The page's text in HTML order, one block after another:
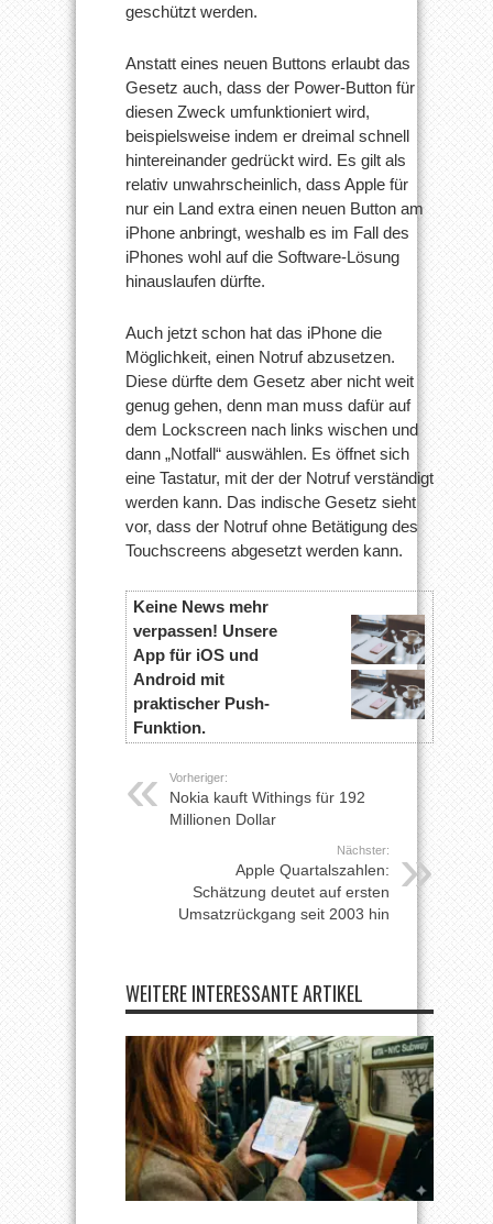
geschützt werden.
Anstatt eines neuen Buttons erlaubt das
Gesetz auch, dass der Power-Button für
diesen Zweck umfunktioniert wird,
beispielsweise indem er dreimal schnell
hintereinander gedrückt wird. Es gilt als
relativ unwahrscheinlich, dass Apple für
nur ein Land extra einen neuen Button am
iPhone anbringt, weshalb es im Fall des
iPhones wohl auf die Software-Lösung
hinauslaufen dürfte.
Auch jetzt schon hat das iPhone die
Möglichkeit, einen Notruf abzusetzen.
Diese dürfte dem Gesetz aber nicht weit
genug gehen, denn man muss dafür auf
dem Lockscreen nach links wischen und
dann „Notfall“ auswählen. Es öffnet sich
eine Tastatur, mit der der Notruf verständigt
werden kann. Das indische Gesetz sieht
vor, dass der Notruf ohne Betätigung des
Touchscreens abgesetzt werden kann.
Keine News mehr
verpassen! Unsere
App für iOS und
Android mit
praktischer Push-
Funktion.
Vorheriger:
Nokia kauft Withings für 192
Millionen Dollar
Nächster:
Apple Quartalszahlen:
Schätzung deutet auf ersten
Umsatzrückgang seit 2003 hin
WEITERE INTERESSANTE ARTIKEL